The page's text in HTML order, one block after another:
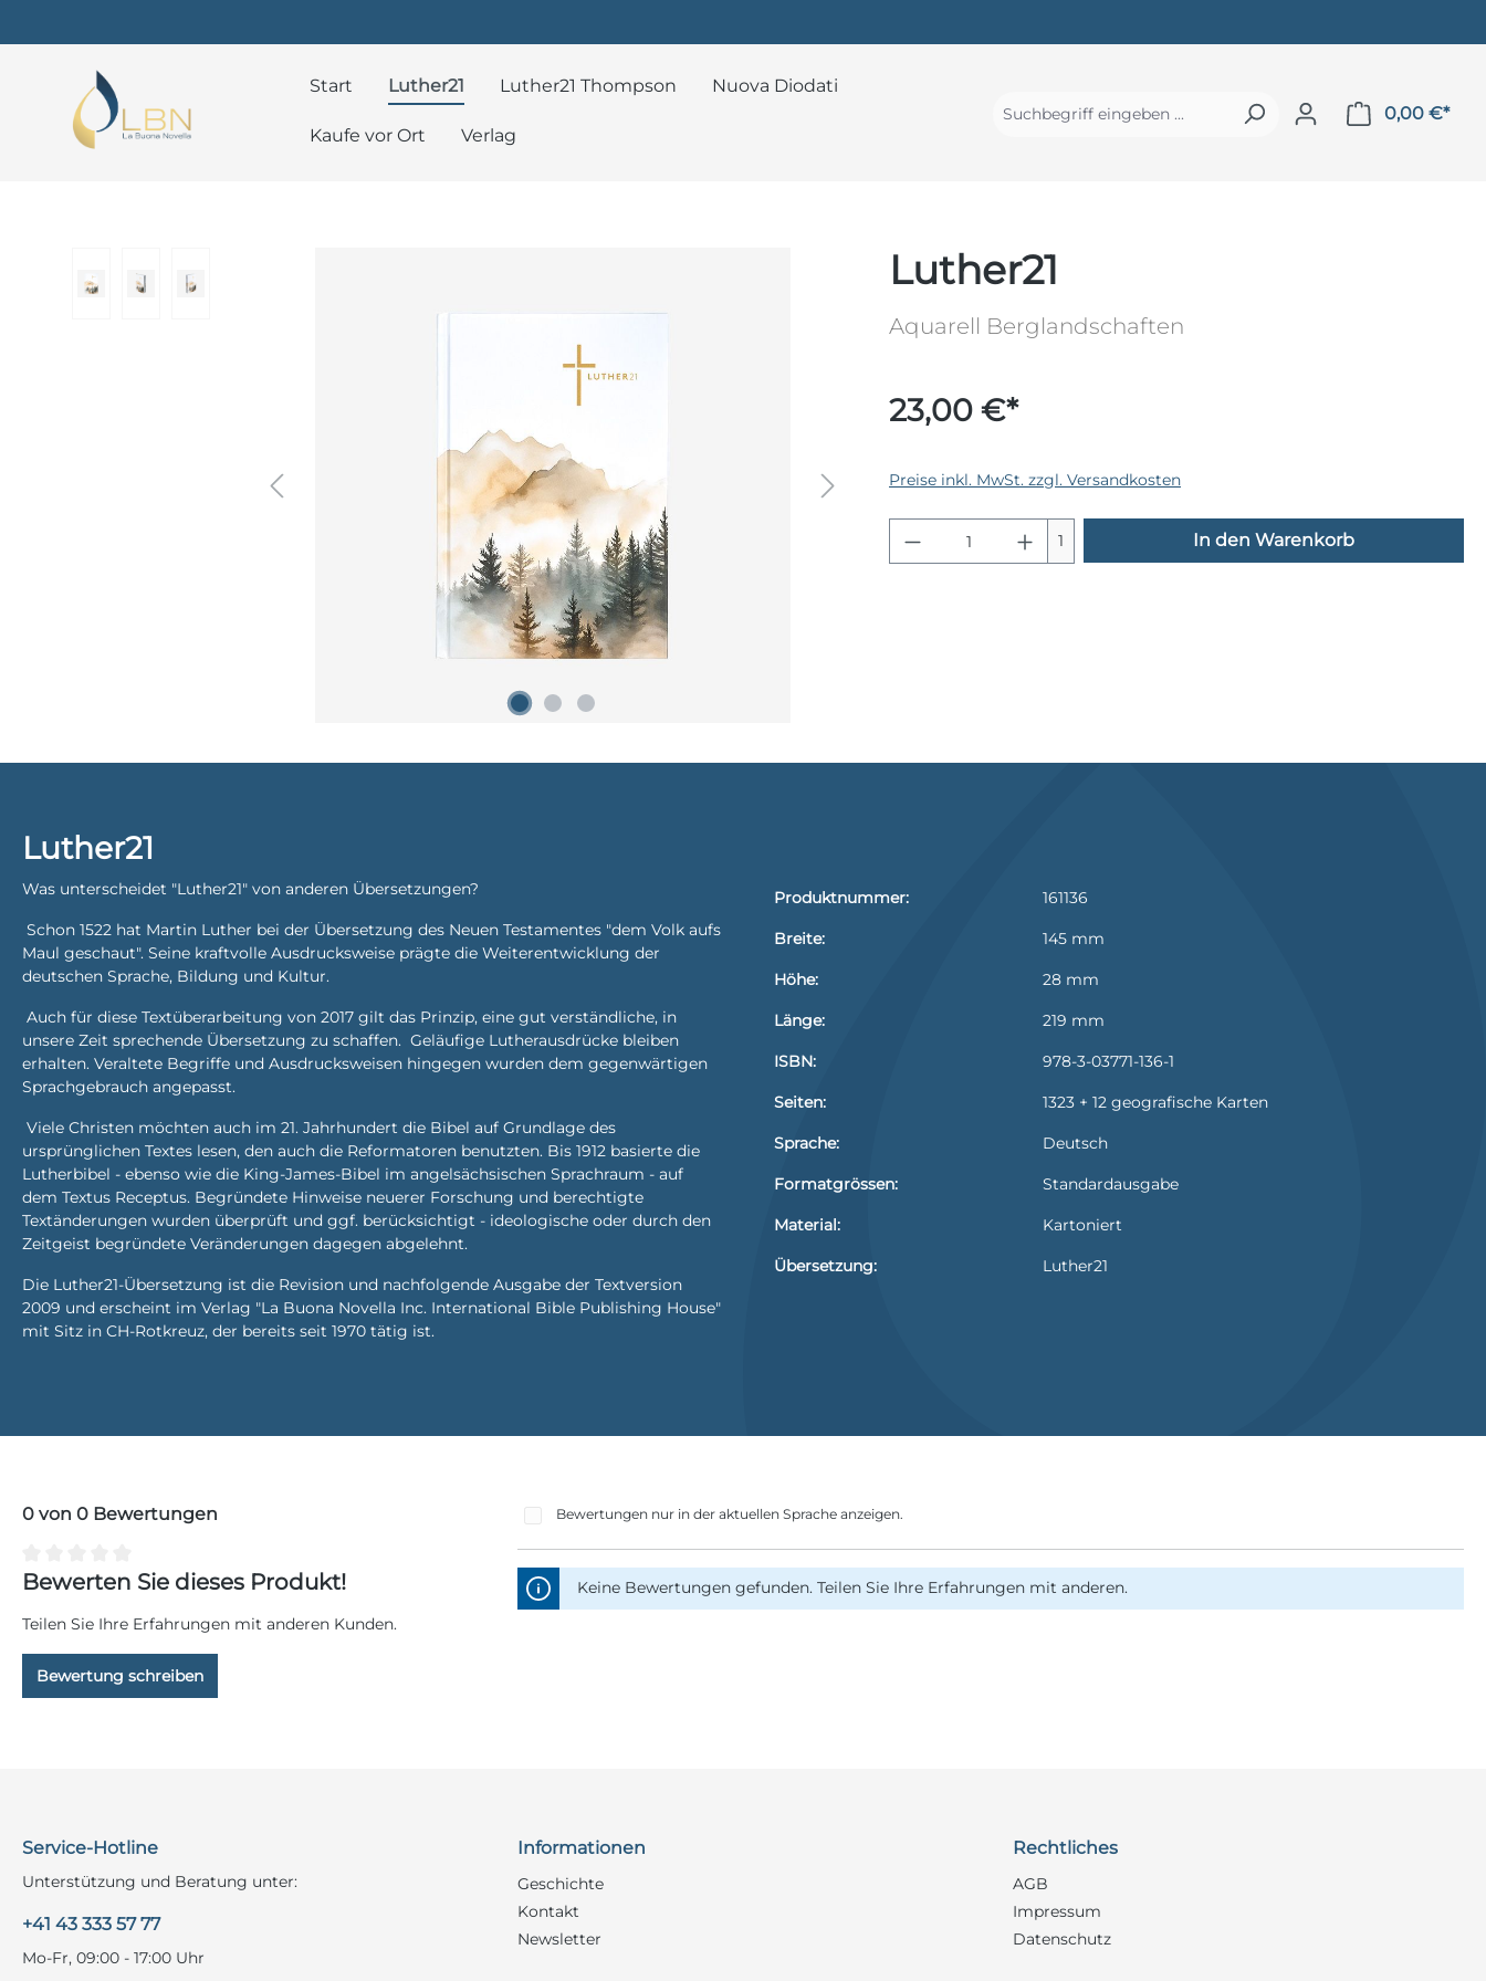
Start Luther21 Luther21 Thompson Nuova Diodati
Kaufe vor Ort Verlag
0,00 €*
Luther21
Aquarell Berglandschaften
23,00 €*
Preise inkl. MwSt. zzgl. Versandkosten
Produkt Anzahl: Gib den gewünschten
1 In den Warenkorb
Luther21
Was unterscheidet "Luther21" von anderen Übersetzungen?
Schon 1522 hat Martin Luther bei der Übersetzung des Neuen Testamentes "dem Volk aufs
Maul geschaut". Seine kraftvolle Ausdrucksweise prägte die Weiterentwicklung der
deutschen Sprache, Bildung und Kultur.
Auch für diese Textüberarbeitung von 2017 gilt das Prinzip, eine gut verständliche, in
unsere Zeit sprechende Übersetzung zu schaffen. Geläufige Lutherausdrücke bleiben
erhalten. Veraltete Begriffe und Ausdrucksweisen hingegen wurden dem gegenwärtigen
Sprachgebrauch angepasst.
Viele Christen möchten auch im 21. Jahrhundert die Bibel auf Grundlage des
ursprünglichen Textes lesen, den auch die Reformatoren benutzten. Bis 1912 basierte die
Lutherbibel - ebenso wie die King-James-Bibel im angelsächsischen Sprachraum - auf
dem Textus Receptus. Begründete Hinweise neuerer Forschung und berechtigte
Textänderungen wurden überprüft und ggf. berücksichtigt - ideologische oder durch den
Zeitgeist begründete Veränderungen dagegen abgelehnt.
Die Luther21-Übersetzung ist die Revision und nachfolgende Ausgabe der Textversion
2009 und erscheint im Verlag "La Buona Novella Inc. International Bible Publishing House"
mit Sitz in CH-Rotkreuz, der bereits seit 1970 tätig ist.
Produktnummer: 161136
Breite: 145 mm
Höhe: 28 mm
Länge: 219 mm
ISBN: 978-3-03771-136-1
Seiten: 1323 + 12 geografische Karten
Sprache: Deutsch
Formatgrössen: Standardausgabe
Material: Kartoniert
Übersetzung: Luther21
0 von 0 Bewertungen
Durchschnittliche Bewertung von 0 von 5 Sternen
Bewerten Sie dieses Produkt!
Teilen Sie Ihre Erfahrungen mit anderen Kunden.
Bewertung schreiben
Bewertungen nur in der aktuellen Sprache anzeigen.
Keine Bewertungen gefunden. Teilen Sie Ihre Erfahrungen mit anderen.
Service-Hotline
Unterstützung und Beratung unter:
+41 43 333 57 77
Mo-Fr, 09:00 - 17:00 Uhr
Informationen
Geschichte
Kontakt
Newsletter
Rechtliches
AGB
Impressum
Datenschutz